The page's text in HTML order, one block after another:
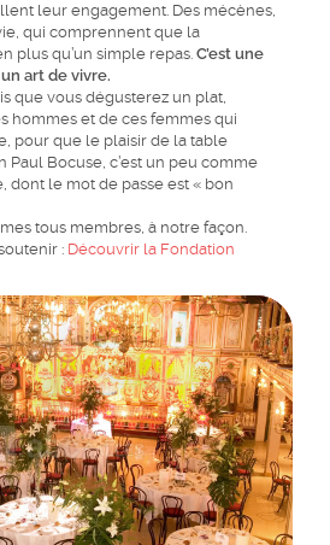
leur engagement. Des mécènes,
qui comprennent que la
plus qu’un simple repas. C’est une
art de vivre.
que vous dégusterez un plat,
hommes et de ces femmes qui
pour que le plaisir de la table
Paul Bocuse, c’est un peu comme
dont le mot de passe est « bon
tous membres, à notre façon.
: Découvrir la Fondation